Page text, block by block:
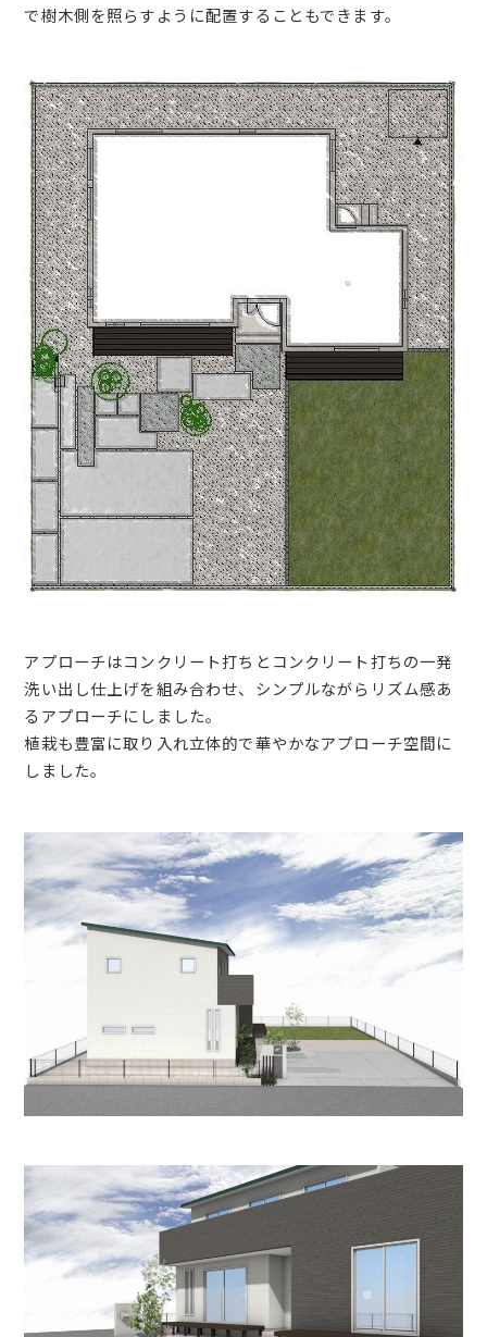
で樹木側を照らすように配置することもできます。
アプローチはコンクリート打ちとコンクリート打ちの一発
洗い出し仕上げを組み合わせ、シンプルながらリズム感あ
るアプローチにしました。
植栽も豊富に取り入れ立体的で華やかなアプローチ空間に
しました。